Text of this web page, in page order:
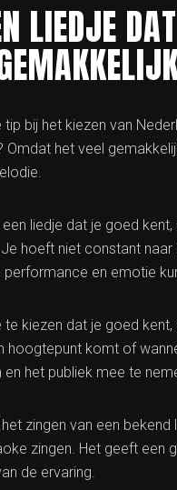
LIEDJE
tip bij het kiezen van
Omdat het veel
een liedje dat je goed
hoeft niet constant
en emotie
te kiezen dat je goed
hoogtepunt komt of
het publiek mee te
zingen van een
zingen. Het geeft een
de ervaring.